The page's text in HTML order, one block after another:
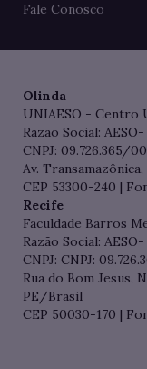
Fale Conosco
Olinda
UNIAESO - Centro
Razão Social:
CNPJ: 09.726.365/
Av.
CEP 53300-240 |
Recife
Faculdade Barros
Razão Social:
CNPJ: CNPJ:
Rua do Bom Jesus,
PE/Brasil
CEP 50030-170 |